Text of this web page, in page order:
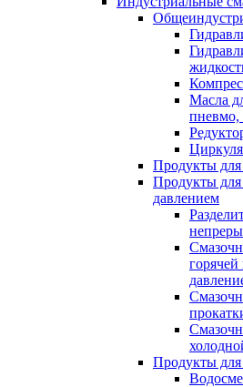
Масла
Продукты
Продукты для
давлением
горячей
Продукты для